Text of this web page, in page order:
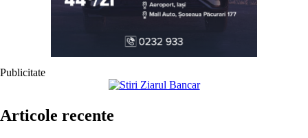
Publicitate
Articole recente